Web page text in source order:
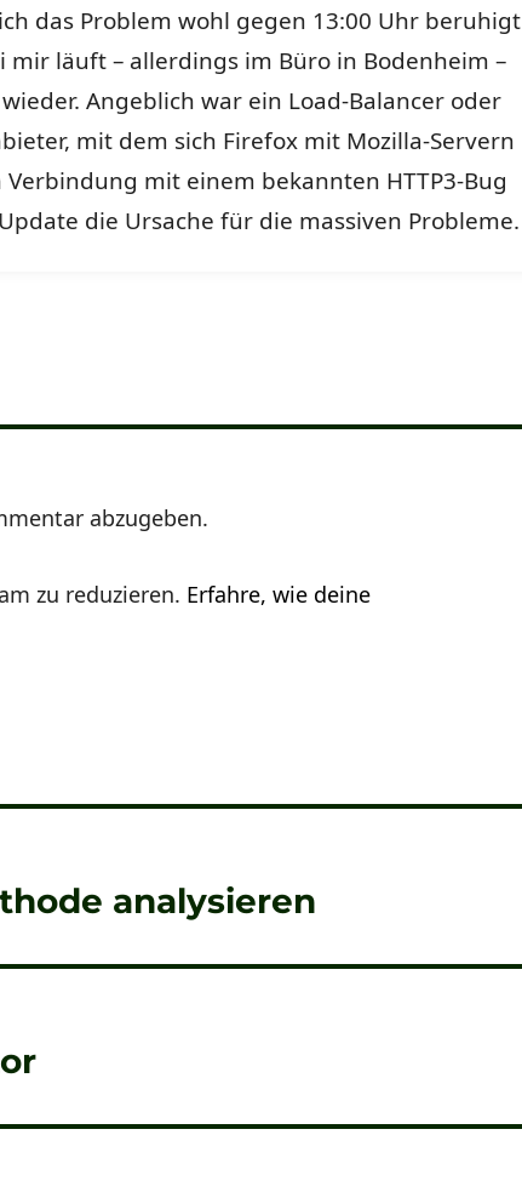
das Problem wohl gegen 13:00 Uhr beruhigt
mir läuft – allerdings im Büro in Bodenheim –
Angeblich war ein Load-Balancer oder
mit dem sich Firefox mit Mozilla-Servern
mit einem bekannten HTTP3-Bug
die Ursache für die massiven Probleme.
abzugeben.
zu reduzieren. Erfahre, wie deine
analysieren